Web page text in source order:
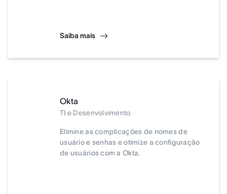
Saiba mais
Okta
TI e Desenvolvimento
Elimine as complicações de nomes de
usuário e senhas e otimize a configuração
de usuários com a Okta.